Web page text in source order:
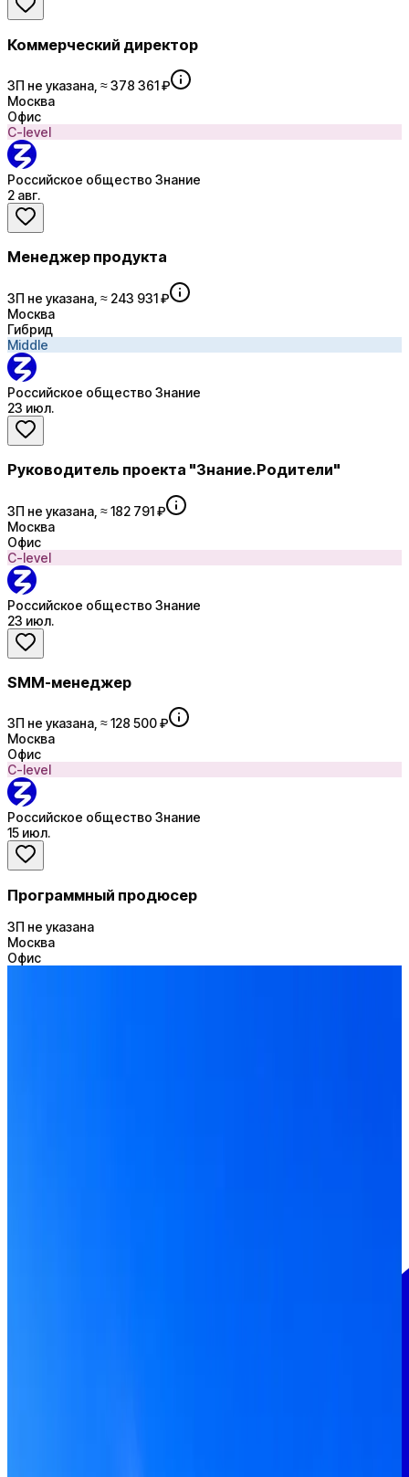
Коммерческий директор
ЗП не указана, ≈ 378 361 ₽
Москва
Офис
C-level
Российское общество Знание
2 авг.
Менеджер продукта
ЗП не указана, ≈ 243 931 ₽
Москва
Гибрид
Middle
Российское общество Знание
23 июл.
Руководитель проекта "Знание.Родители"
ЗП не указана, ≈ 182 791 ₽
Москва
Офис
C-level
Российское общество Знание
23 июл.
SMM-менеджер
ЗП не указана, ≈ 128 500 ₽
Москва
Офис
C-level
Российское общество Знание
15 июл.
Программный продюсер
ЗП не указана
Москва
Офис